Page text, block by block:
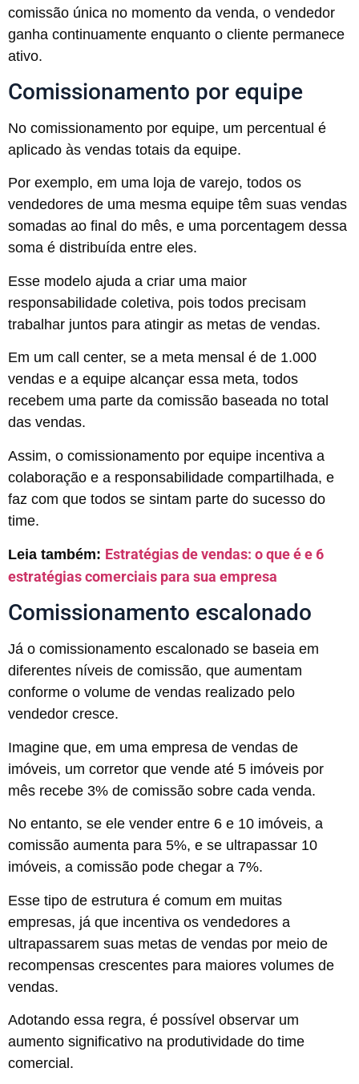
comissão única no momento da venda, o vendedor
ganha continuamente enquanto o cliente permanece
ativo.
Comissionamento por equipe
No comissionamento por equipe, um percentual é
aplicado às vendas totais da equipe.
Por exemplo, em uma loja de varejo, todos os
vendedores de uma mesma equipe têm suas vendas
somadas ao final do mês, e uma porcentagem dessa
soma é distribuída entre eles.
Esse modelo ajuda a criar uma maior
responsabilidade coletiva, pois todos precisam
trabalhar juntos para atingir as metas de vendas.
Em um call center, se a meta mensal é de 1.000
vendas e a equipe alcançar essa meta, todos
recebem uma parte da comissão baseada no total
das vendas.
Assim, o comissionamento por equipe incentiva a
colaboração e a responsabilidade compartilhada, e
faz com que todos se sintam parte do sucesso do
time.
Leia também: Estratégias de vendas: o que é e 6
estratégias comerciais para sua empresa
Comissionamento escalonado
Já o comissionamento escalonado se baseia em
diferentes níveis de comissão, que aumentam
conforme o volume de vendas realizado pelo
vendedor cresce.
Imagine que, em uma empresa de vendas de
imóveis, um corretor que vende até 5 imóveis por
mês recebe 3% de comissão sobre cada venda.
No entanto, se ele vender entre 6 e 10 imóveis, a
comissão aumenta para 5%, e se ultrapassar 10
imóveis, a comissão pode chegar a 7%.
Esse tipo de estrutura é comum em muitas
empresas, já que incentiva os vendedores a
ultrapassarem suas metas de vendas por meio de
recompensas crescentes para maiores volumes de
vendas.
Adotando essa regra, é possível observar um
aumento significativo na produtividade do time
comercial.